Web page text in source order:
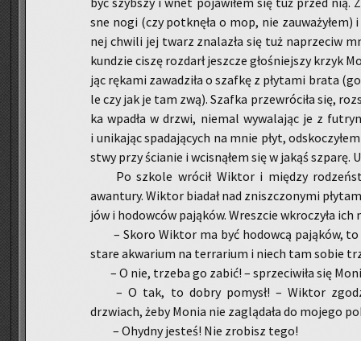
sne nogi (czy po­tknę­ła o mop, nie za­uwa­ży­łem)
nej chwi­li jej twarz zna­la­zła się tuż na­prze­ciw
kun­dzie ciszę roz­darł jesz­cze gło­śniej­szy krzyk
jąc rę­ka­mi za­wa­dzi­ła o szaf­kę z pły­ta­mi brata
le czy jak je tam zwą). Szaf­ka prze­wró­ci­ła się,
ka wpa­dła w drzwi, nie­mal wy­wa­la­jąc je z
i uni­ka­jąc spa­da­ją­cych na mnie płyt,
stwy przy ścia­nie i wci­sną­łem się w jakąś szpa­rę.
Po szko­le wró­cił Wik­tor i mię­dzy
awan­tu­ry. Wik­tor bia­dał nad znisz­czo­ny­mi
jów i ho­dow­ców pa­ją­ków. Wresz­cie wkro­czy­ła ich
– Skoro Wik­tor ma być ho­dow­cą pa­ją­ków,
stare akwa­rium na ter­ra­rium i niech tam sobie
– O nie, trze­ba go zabić! – sprze­ci­wi­ła się
– O tak, to dobry po­mysł! – Wik­tor
drzwiach, żeby Monia nie za­glą­da­ła do mo­je­go
– Ohyd­ny je­steś! Nie zro­bisz tego!